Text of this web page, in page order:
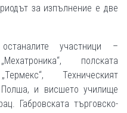
за изпълнение е две
участници –
полската
Техническият
и висшето училище
Габровската търговско-